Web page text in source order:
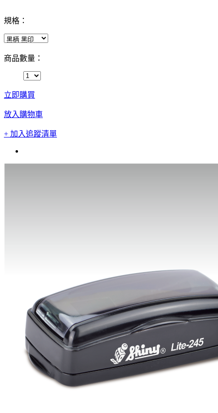
規格：
商品數量：
立即購買
放入購物車
+ 加入追蹤清單